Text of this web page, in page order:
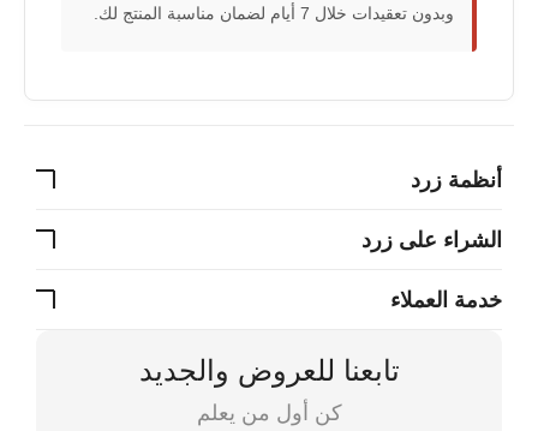
وبدون تعقيدات خلال 7 أيام لضمان مناسبة المنتج لك.
أنظمة زرد
الشراء على زرد
خدمة العملاء
تابعنا للعروض والجديد
كن أول من يعلم